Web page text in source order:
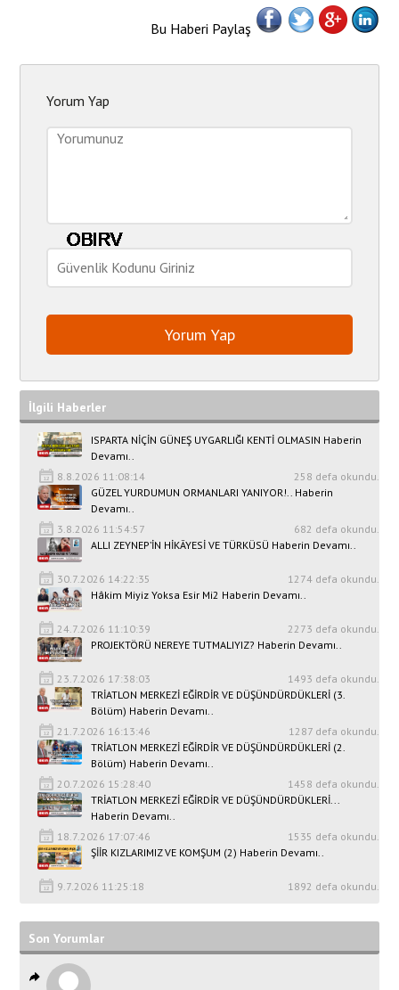
Bu Haberi Paylaş
Yorum Yap
İlgili Haberler
ISPARTA NİÇİN GÜNEŞ UYGARLIĞI KENTİ OLMASIN Haberin
Devamı..
8.8.2026 11:08:14
258 defa okundu.
GÜZEL YURDUMUN ORMANLARI YANIYOR!.. Haberin
Devamı..
3.8.2026 11:54:57
682 defa okundu.
ALLI ZEYNEP’İN HİKÂYESİ VE TÜRKÜSÜ Haberin Devamı..
30.7.2026 14:22:35
1274 defa okundu.
Hâkim Miyiz Yoksa Esir Mi2 Haberin Devamı..
24.7.2026 11:10:39
2273 defa okundu.
PROJEKTÖRÜ NEREYE TUTMALIYIZ? Haberin Devamı..
23.7.2026 17:38:03
1493 defa okundu.
TRİATLON MERKEZİ EĞİRDİR VE DÜŞÜNDÜRDÜKLERİ (3.
Bölüm) Haberin Devamı..
21.7.2026 16:13:46
1287 defa okundu.
TRİATLON MERKEZİ EĞİRDİR VE DÜŞÜNDÜRDÜKLERİ (2.
Bölüm) Haberin Devamı..
20.7.2026 15:28:40
1458 defa okundu.
TRİATLON MERKEZİ EĞİRDİR VE DÜŞÜNDÜRDÜKLERİ...
Haberin Devamı..
18.7.2026 17:07:46
1535 defa okundu.
ŞİİR KIZLARIMIZ VE KOMŞUM (2) Haberin Devamı..
9.7.2026 11:25:18 1892 defa okundu.
Son Yorumlar